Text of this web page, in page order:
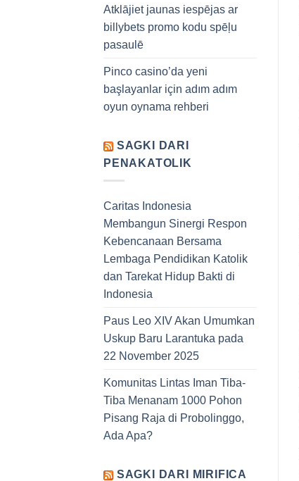
Atklājiet jaunas iespējas ar
billybets promo kodu spēļu
pasaulē
Pinco casino’da yeni
başlayanlar için adım adım
oyun oynama rehberi
SAGKI DARI
PENAKATOLIK
Caritas Indonesia
Membangun Sinergi Respon
Kebencanaan Bersama
Lembaga Pendidikan Katolik
dan Tarekat Hidup Bakti di
Indonesia
Paus Leo XIV Akan Umumkan
Uskup Baru Larantuka pada
22 November 2025
Komunitas Lintas Iman Tiba-
Tiba Menanam 1000 Pohon
Pisang Raja di Probolinggo,
Ada Apa?
SAGKI DARI MIRIFICA